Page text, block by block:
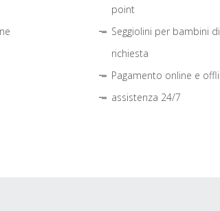
point
Seggiolini per bambini
richiesta
Pagamento online e
assistenza 24/7